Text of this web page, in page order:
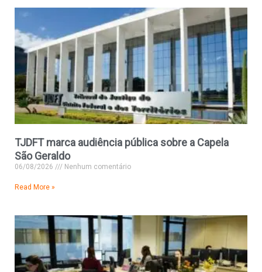
TJDFT marca audiência pública sobre a Capela
São Geraldo
06/08/2026 Nenhum comentário
Read More »